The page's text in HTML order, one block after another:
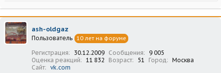
а
к
ц
и
и
ash-oldgaz
Пользователь 10 лет на форуме
Регистрация 30.12.2009 Сообщения
9 005
Оценка реакций
11 832 Возраст 51 Город
Москва
Сайт
vk.com